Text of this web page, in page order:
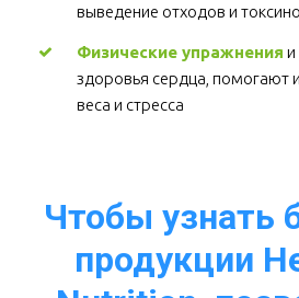
выведение отходов и
Физические упражнения и
здоровья сердца, помогают
веса и стресса
Чтобы узнать
продукции